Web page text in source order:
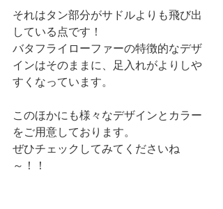
それはタン部分がサドルよりも飛び出
している点です！
バタフライローファーの特徴的なデザ
インはそのままに、足入れがよりしや
すくなっています。
このほかにも様々なデザインとカラー
をご用意しております。
ぜひチェックしてみてくださいね
～！！